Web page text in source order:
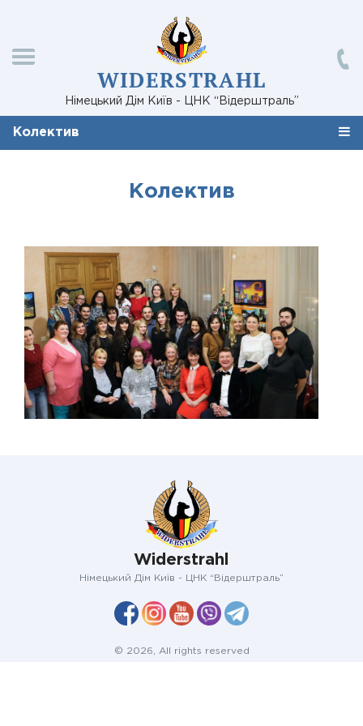
WIDERSTRAHL
Німецький Дім Київ - ЦНК “Відерштраль”
Колектив
Колектив
Widerstrahl
Німецький Дім Київ - ЦНК “Відерштраль”
© 2026, All rights reserved